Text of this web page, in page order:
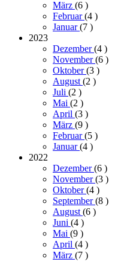
März (6 )
Februar(4 )
Januar(7 )
2023
Dezember(4 )
November(6 )
Oktober(3 )
August(2 )
Juli (2 )
Mai (2 )
April (3 )
März (9 )
Februar(5 )
Januar(4 )
2022
Dezember(6 )
November(3 )
Oktober(4 )
September(8 )
August(6 )
Juni (4 )
Mai (9 )
April (4 )
März (7 )